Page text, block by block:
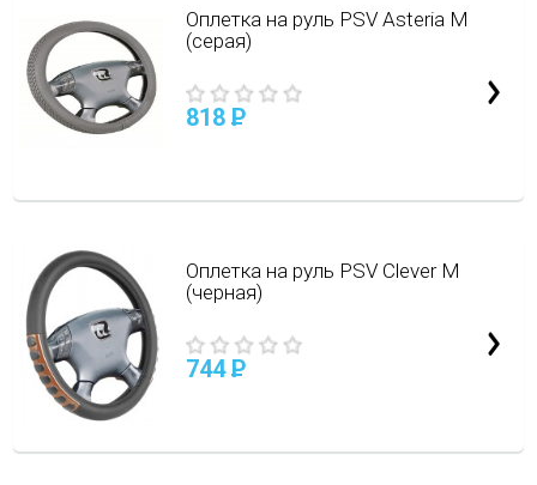
Оплетка на руль PSV Asteria M
(серая)
818 P
Оплетка на руль PSV Clever M
(черная)
744P